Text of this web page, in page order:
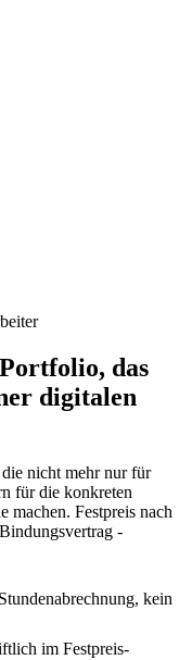
das
digitalen
nicht mehr nur für
für die konkreten
machen. Festpreis nach
-
kein
im Festpreis-